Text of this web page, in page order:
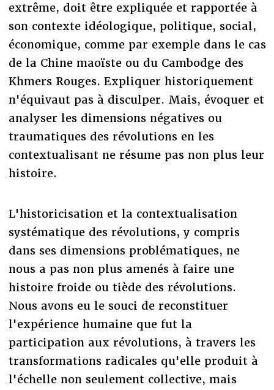
extrême, doit être expliquée et rapportée à
son contexte idéologique, politique, social,
économique, comme par exemple dans le cas
de la Chine maoïste ou du Cambodge des
Khmers Rouges. Expliquer historiquement
n'équivaut pas à disculper. Mais, évoquer et
analyser les dimensions négatives ou
traumatiques des révolutions en les
contextualisant ne résume pas non plus leur
histoire.
L'historicisation et la contextualisation
systématique des révolutions, y compris
dans ses dimensions problématiques, ne
nous a pas non plus amenés à faire une
histoire froide ou tiède des révolutions.
Nous avons eu le souci de reconstituer
l'expérience humaine que fut la
participation aux révolutions, à travers les
transformations radicales qu'elle produit à
l'échelle non seulement collective, mais